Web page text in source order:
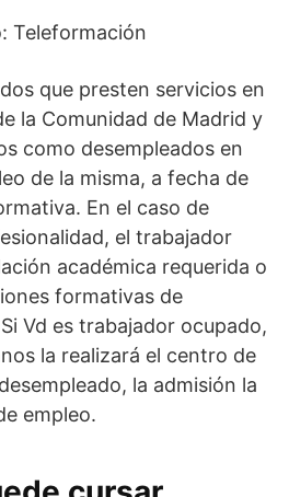
Teleformación
que presten servicios en
la Comunidad de Madrid y
como desempleados en
de la misma, a fecha de
En el caso de
el trabajador
académica requerida o
formativas de
Vd es trabajador ocupado,
la realizará el centro de
la admisión la
empleo.